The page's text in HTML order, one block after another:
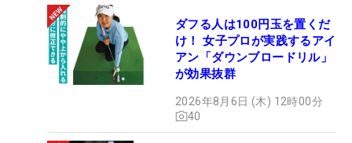
ダフる人は100円玉を置くだ
け！ 女子プロが実践するアイ
アン「ダウンブロードリル」
が効果抜群
2026年8月6日 (木) 12時00分
40